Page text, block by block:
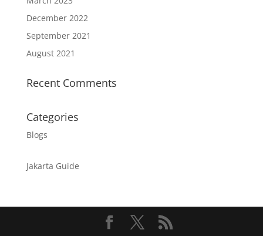
December 2022
September 2021
August 2021
Recent Comments
Categories
Blogs
Jakarta Guide